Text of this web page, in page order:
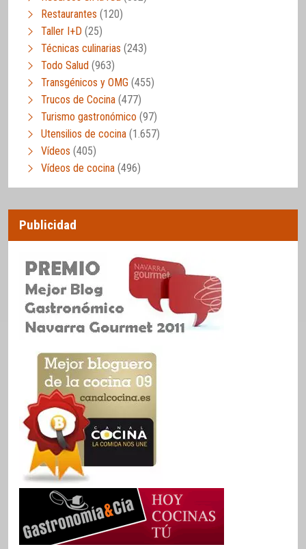
Restaurantes (120)
Taller I+D (25)
Técnicas culinarias (243)
Todo Salud (963)
Transgénicos y OMG (455)
Trucos de Cocina (477)
Turismo gastronómico (97)
Utensilios de cocina (1.657)
Vídeos (405)
Vídeos de cocina (496)
Publicidad